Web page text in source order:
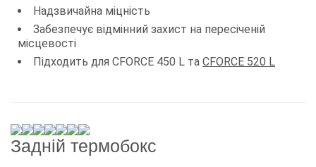
Надзвичайна міцність
Забезпечує відмінний захист на пересіченій
місцевості
Підходить для CFORCE 450 L та CFORCE 520 L
Задній термобокс